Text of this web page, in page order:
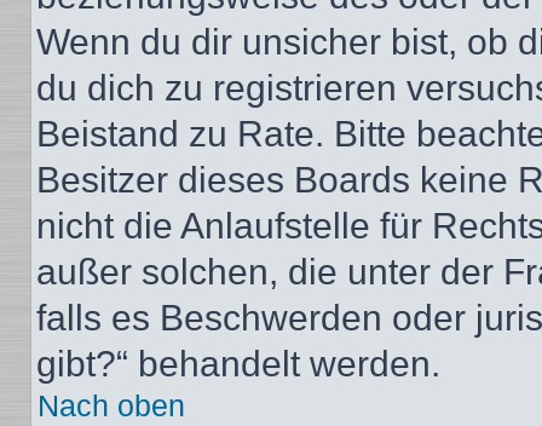
Wenn du dir unsicher bist, ob
du dich zu registrieren
Beistand zu Rate. Bitte
Besitzer dieses Boards keine
nicht die Anlaufstelle für
außer solchen, die unter der
falls es Beschwerden oder
gibt?“ behandelt werden.
Nach oben